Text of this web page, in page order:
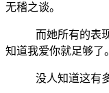
无稽之谈。
而她所有的表现
知道我爱你就足够了。
没人知道这有多